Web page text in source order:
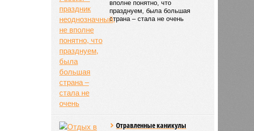
вполне понятно, что
празднуем, была большая
страна – стала не очень
Отравленные каникулы